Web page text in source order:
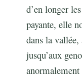
d’en longer
payante, elle
dans la vallée,
jusqu’aux